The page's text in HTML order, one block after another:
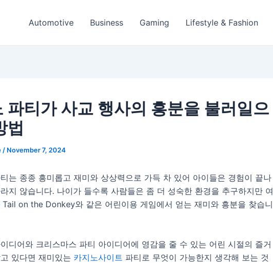
Automotive Business Gaming Lifestyle & Fashion
파티가 사교 행사의 흥분을 불러일으
법
/ November 7, 2024
는 종종 흥미롭고 재미와 상상력으로 가득 차 있어 아이들은 경험이 끝나
지 않습니다. 나이가 들수록 사람들은 좀 더 성숙한 환경을 추구하지만 여
on the Donkey와 같은 어린이용 게임에서 얻는 재미와 흥분을 찾습니
디어와 크리스마스 파티 아이디어에 영감을 줄 수 있는 어린 시절의 즐거
있다면 재미있는 카지노사이트 파티로 무엇이 가능한지 생각해 보는 것